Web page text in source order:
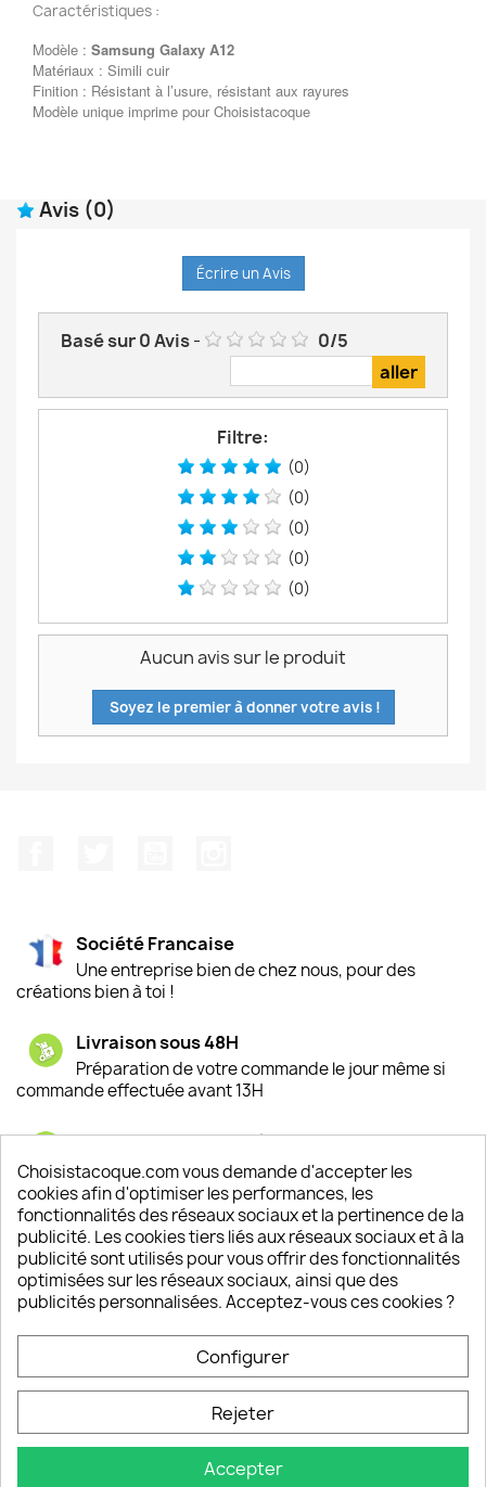
Caractéristiques :
Modèle : Samsung Galaxy A12
Matériaux : Simili cuir
Finition : Résistant à l’usure, résistant aux rayures
Modèle unique imprime pour Choisistacoque
Avis (0)
Écrire un Avis
Basé sur0Avis- 0/5
Filtre:
(0)
(0)
(0)
(0)
(0)
Aucun avis sur le produit
Soyez le premier à donner votre avis !
Société Francaise
Une entreprise bien de chez nous, pour des
créations bien à toi !
Livraison sous 48H
Préparation de votre commande le jour même si
commande effectuée avant 13H
Satisfaction de nos clients
Depuis 2009, entre 92% et 94% de nos clients
sont satisfaits de nos produits
Un SAV à votre écoute
Notre SAV est disponible 6/7J de 10h à 18H
Choisistacoque.com vous demande d'accepter les
cookies afin d'optimiser les performances, les
fonctionnalités des réseaux sociaux et la pertinence de la
publicité. Les cookies tiers liés aux réseaux sociaux et à la
publicité sont utilisés pour vous offrir des fonctionnalités
optimisées sur les réseaux sociaux, ainsi que des
publicités personnalisées. Acceptez-vous ces cookies ?
Configurer
Rejeter
Accepter